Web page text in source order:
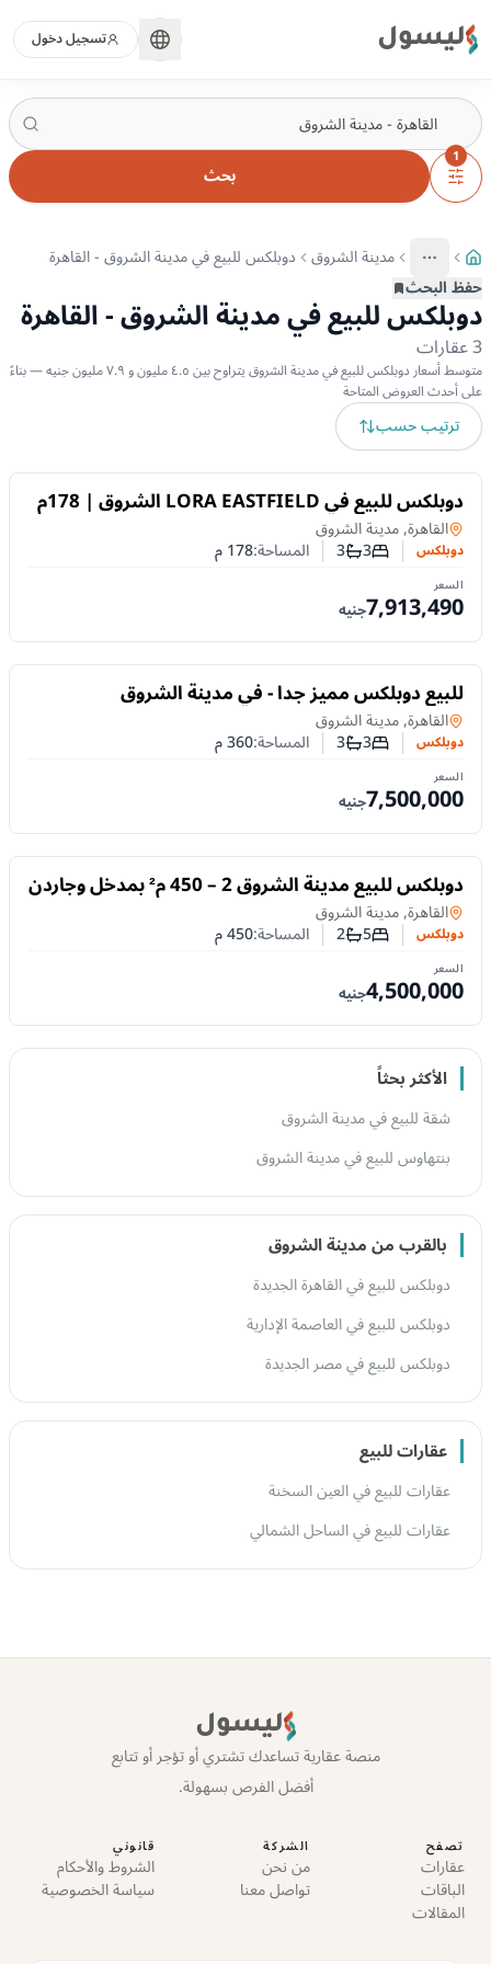
ليسول تسجيل دخول
1
بحث
More
عرض المزيد من المسارات
مدينة الشروق دوبلكس للبيع في مدينة الشروق - القاهرة
حفظ البحث
دوبلكس للبيع في مدينة الشروق - القاهرة
3عقارات
متوسط أسعار دوبلكس للبيع في مدينة الشروق يتراوح بين ٤.٥ مليون و ٧.٩ مليون جنيه — بناءً
على أحدث العروض المتاحة
ترتيب حسب
للبيع دوبلكس للبيع في LORA EASTFIELD الشروق | 178م
+ 57م جاردندوبلكسفي
القاهرة, مدينة الشروق
دوبلكس عدد غرف النوم
3عدد الحمامات
3 المساحة:178م
السعر
7,913,490جنيه
للبيع
للبيع دوبلكس مميز جداً - في مدينة الشروق
دوبلكسفي
القاهرة, مدينة الشروق
دوبلكس عدد غرف النوم
3عدد الحمامات
3 المساحة:360م
السعر
7,500,000جنيه
للبيع دوبلكس للبيع مدينة الشروق 2 – 450 م² بمدخل وجاردن
خاصين
دوبلكسفي
القاهرة, مدينة الشروق
دوبلكس عدد غرف النوم
5عدد الحمامات
2 المساحة:450م
السعر
4,500,000جنيه
الأكثر بحثاً
شقة للبيع في مدينة الشروق
بنتهاوس للبيع في مدينة الشروق
بالقرب من مدينة الشروق
دوبلكس للبيع في القاهرة الجديدة
دوبلكس للبيع في العاصمة الإدارية
دوبلكس للبيع في مصر الجديدة
عقارات للبيع
عقارات للبيع في العين السخنة
عقارات للبيع في الساحل الشمالي
ليسول
منصة عقارية تساعدك تشتري أو تؤجر أو تتابع
أفضل الفرص بسهولة.
تصفح
عقارات
الباقات
المقالات
الشركة
من نحن
تواصل معنا
قانوني
الشروط والأحكام
سياسة الخصوصية